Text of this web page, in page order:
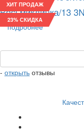
ХИТ ПРОДАЖ
23% СКИДКА
Восьмиклинка/13
подробнее
- открыть отзывы